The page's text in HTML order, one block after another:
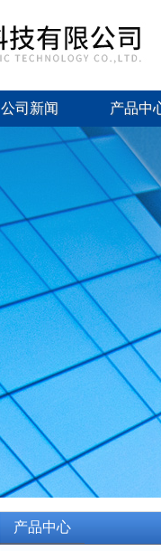
公司新闻 产品中
产品中心